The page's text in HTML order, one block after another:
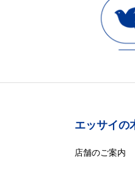
エッサイの
店舗のご案内